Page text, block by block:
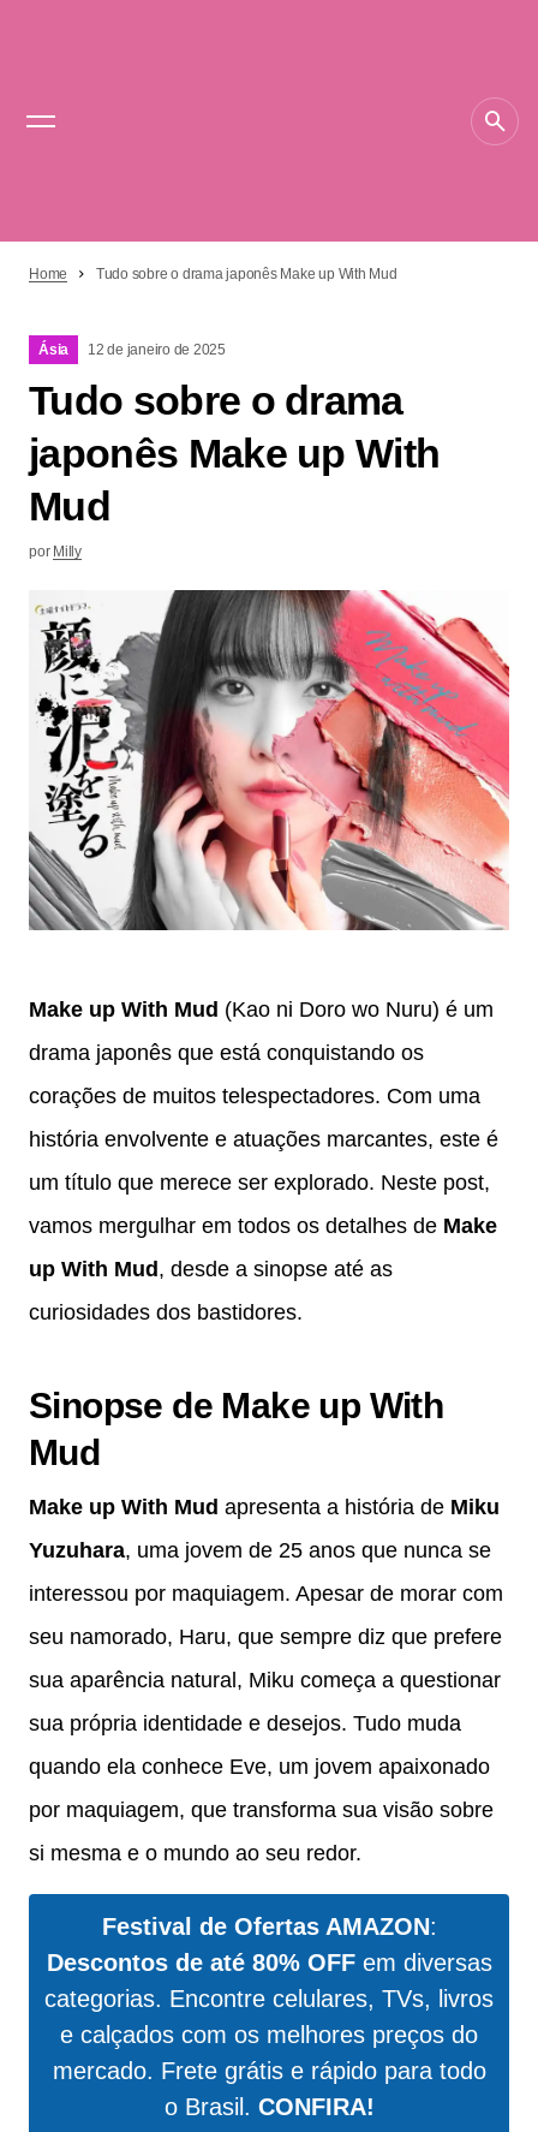
Home Tudo sobre o drama japonês Make up With Mud
Ásia 12 de janeiro de 2025
Tudo sobre o drama
japonês Make up With
Mud
por Milly
Make up With Mud (Kao ni Doro wo Nuru) é um
drama japonês que está conquistando os
corações de muitos telespectadores. Com uma
história envolvente e atuações marcantes, este é
um título que merece ser explorado. Neste post,
vamos mergulhar em todos os detalhes de Make
up With Mud, desde a sinopse até as
curiosidades dos bastidores.
Sinopse de Make up With
Mud
Make up With Mud apresenta a história de Miku
Yuzuhara, uma jovem de 25 anos que nunca se
interessou por maquiagem. Apesar de morar com
seu namorado, Haru, que sempre diz que prefere
sua aparência natural, Miku começa a questionar
sua própria identidade e desejos. Tudo muda
quando ela conhece Eve, um jovem apaixonado
por maquiagem, que transforma sua visão sobre
si mesma e o mundo ao seu redor.
Festival de Ofertas AMAZON:
Descontos de até 80% OFFem diversas
categorias. Encontre celulares, TVs, livros
e calçados com os melhores preços do
mercado. Frete grátis e rápido para todo
o Brasil. CONFIRA!